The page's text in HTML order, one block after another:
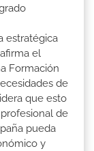
estratégica
el
Formación
de
que esto
de
pueda
y